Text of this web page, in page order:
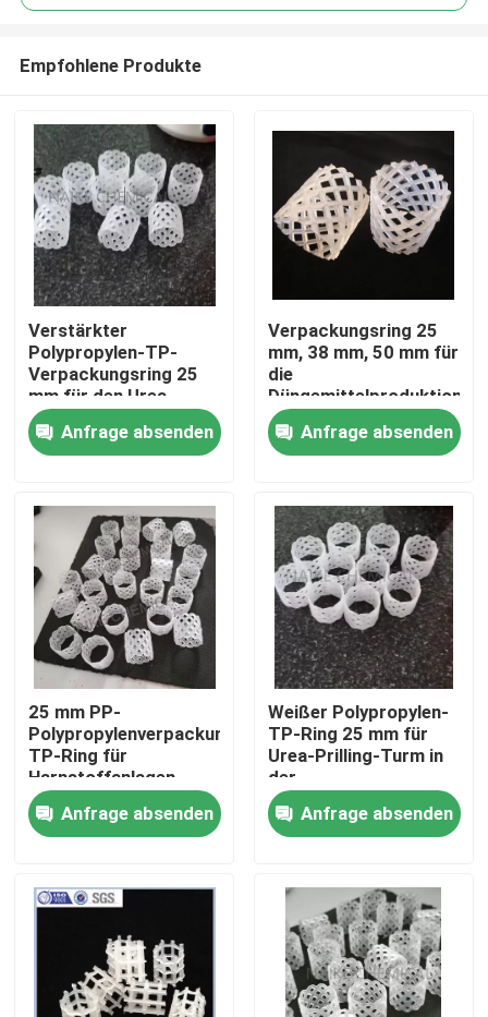
Zu Hause
Produkte
Videos
Über uns
Werksbesichtigung
Qualitätskontrolle
Kontakt mit uns
PSA-Molekularsiet
Molekulare Siebe Zeolith
Empfohlene Produkte
Verstärkter
Polypropylen-TP-
Verpackungsring 25
mm für den Urea-
Prilling-Turm
Anfrage absenden
Verpackungsring 25
mm, 38 mm, 50 mm für
die
Düngemittelproduktion
Anfrage absenden
25 mm PP-
Polypropylenverpackungsbett
TP-Ring für
Harnstoffanlagen
Anfrage absenden
Weißer Polypropylen-
TP-Ring 25 mm für
Urea-Prilling-Turm in
der
Düngemittelindustrie
Anfrage absenden